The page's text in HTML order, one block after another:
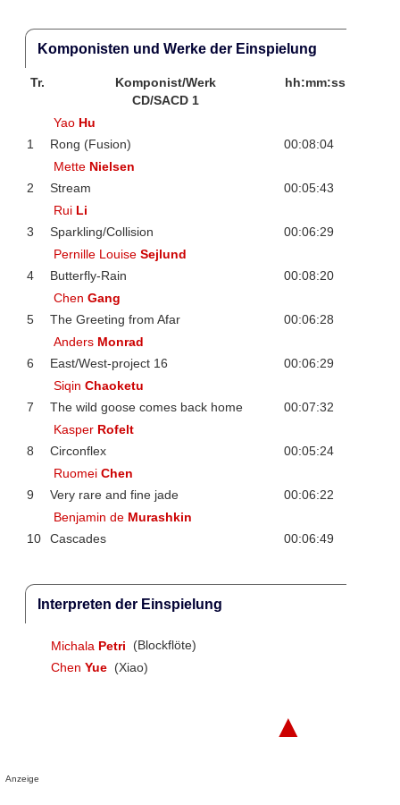
Komponisten und Werke der Einspielung
Tr. Komponist/Werk
hh:mm:ss
CD/SACD 1
Yao Hu
1
Rong (Fusion)
00:08:04
Mette Nielsen
2
Stream
00:05:43
Rui Li
3
Sparkling/Collision
00:06:29
Pernille LouiseSejlund
4
Butterfly-Rain
00:08:20
ChenGang
5
The Greeting from Afar
00:06:28
Anders Monrad
6
East/West-project 16
00:06:29
SiqinChaoketu
7
The wild goose comes back home
00:07:32
Kasper Rofelt
8
Circonflex
00:05:24
RuomeiChen
9
Very rare and fine jade
00:06:22
Benjamin de Murashkin
10
Cascades 00:06:49
Interpreten der Einspielung
Michala Petri
(Blockflöte)
Chen Yue (Xiao)
▲
Anzeige